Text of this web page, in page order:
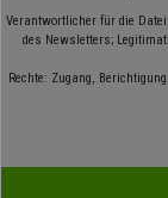
Verantwortlicher für die
des Newsletters;
Rechte: Zugang,